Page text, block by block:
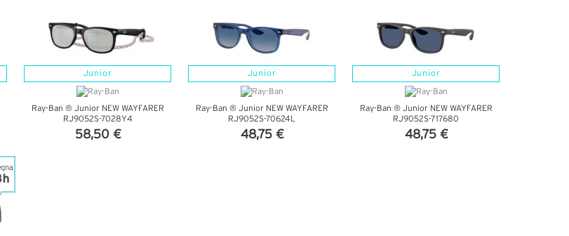
Junior
Ray-Ban ® Junior NEW WAYFARER
RJ9052S-7028Y4
58,50 €
Junior
Ray-Ban ® Junior NEW WAYFARER
RJ9052S-70624L
48,75 €
Junior
Ray-Ban ® Junior NEW WAYFARER
RJ9052S-717680
48,75 €